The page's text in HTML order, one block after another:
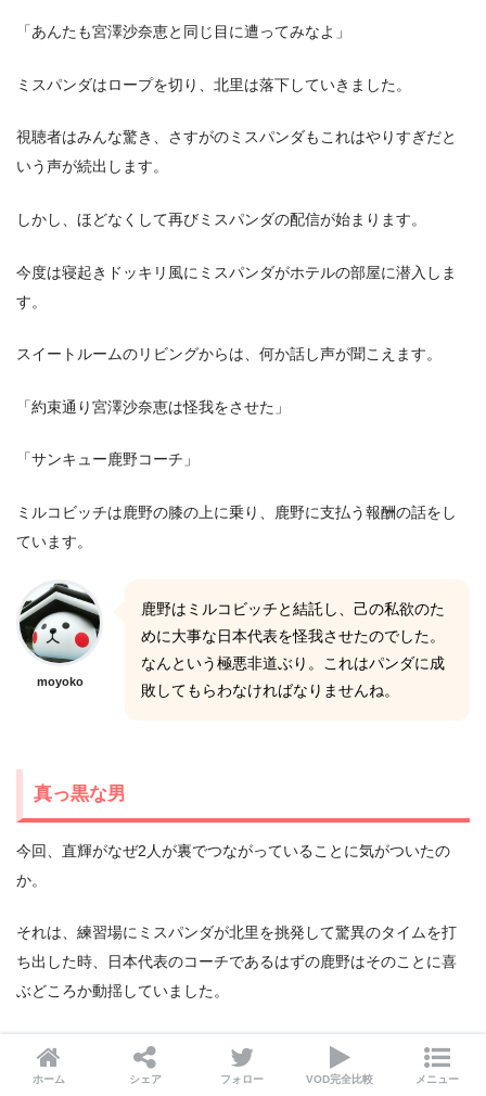
「あんたも宮澤沙奈恵と同じ目に遭ってみなよ」
ミスパンダはロープを切り、北里は落下していきました。
視聴者はみんな驚き、さすがのミスパンダもこれはやりすぎだと
いう声が続出します。
しかし、ほどなくして再びミスパンダの配信が始まります。
今度は寝起きドッキリ風にミスパンダがホテルの部屋に潜入しま
す。
スイートルームのリビングからは、何か話し声が聞こえます。
「約束通り宮澤沙奈恵は怪我をさせた」
「サンキュー鹿野コーチ」
ミルコビッチは鹿野の膝の上に乗り、鹿野に支払う報酬の話をし
ています。
moyoko
鹿野はミルコビッチと結託し、己の私欲のた
めに大事な日本代表を怪我させたのでした。
なんという極悪非道ぶり。これはパンダに成
敗してもらわなければなりませんね。
真っ黒な男
今回、直輝がなぜ2人が裏でつながっていることに気がついたの
か。
それは、練習場にミスパンダが北里を挑発して驚異のタイムを打
ち出した時、日本代表のコーチであるはずの鹿野はそのことに喜
ぶどころか動揺していました。
その時ミルコビッチは、話が違うとばかりに鹿野の方を見たと言
います。
ホーム シェア フォロー VOD完全比較 メニュー